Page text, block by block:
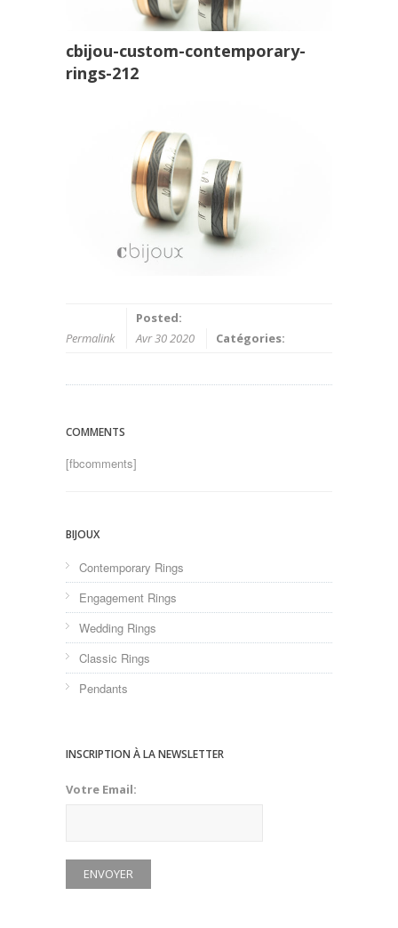
cbijou-custom-contemporary-
rings-212
Permalink
Posted:
Avr 30 2020
Catégories:
COMMENTS
[fbcomments]
BIJOUX
Contemporary Rings
Engagement Rings
Wedding Rings
Classic Rings
Pendants
INSCRIPTION À LA NEWSLETTER
Votre Email: